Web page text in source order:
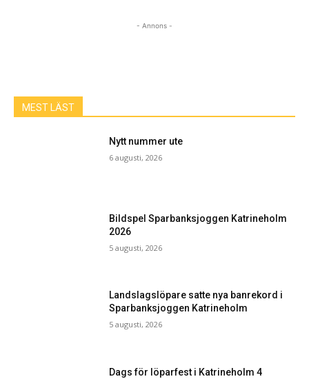
- Annons -
MEST LÄST
Nytt nummer ute
6 augusti, 2026
Bildspel Sparbanksjoggen Katrineholm
2026
5 augusti, 2026
Landslagslöpare satte nya banrekord i
Sparbanksjoggen Katrineholm
5 augusti, 2026
Dags för löparfest i Katrineholm 4